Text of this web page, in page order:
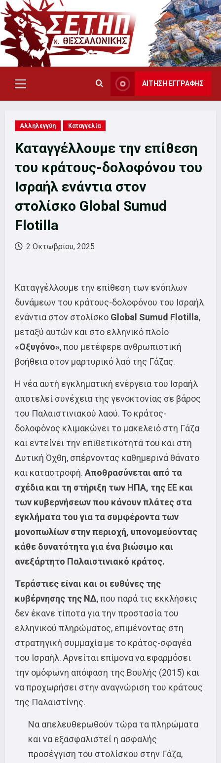
Skip
to
content
Primary
Menu
ΑΙΤΗΣΗ ΕΓΓΡΑΦΗΣ
Αλληλεγγύη Καταγγελία
Καταγγέλλουμε την επίθεση
του κράτους-δολοφόνου του
Ισραήλ ενάντια στον
στολίσκο Global Sumud
Flotilla
2 Οκτωβρίου, 2025
Καταγγέλλουμε την επίθεση των ενόπλων
δυνάμεων του κράτους-δολοφόνου του Ισραήλ
ενάντια στον στολίσκο Global Sumud Flotilla,
μεταξύ αυτών και στο ελληνικό πλοίο
«Οξυγόνο», που μετέφερε ανθρωπιστική
βοήθεια στον μαρτυρικό λαό της Γάζας.
Η νέα αυτή εγκληματική ενέργεια του Ισραήλ
αποτελεί συνέχεια της γενοκτονίας σε βάρος
του Παλαιστινιακού λαού. Το κράτος-
δολοφόνος κλιμακώνει το μακελειό στη Γάζα
και εντείνει την επιθετικότητά του και στη
Δυτική Όχθη, σπέρνοντας καθημερινά θάνατο
και καταστροφή. Αποθρασύνεται από τα
σχέδια και τη στήριξη των ΗΠΑ, της ΕΕ και
των κυβερνήσεων που κάνουν πλάτες στα
εγκλήματα του για τα συμφέροντα των
μονοπωλίων στην περιοχή, υπονομεύοντας
κάθε δυνατότητα για ένα βιώσιμο και
ανεξάρτητο Παλαιστινιακό κράτος.
Τεράστιες είναι και οι ευθύνες της
κυβέρνησης της ΝΔ, που παρά τις εκκλήσεις
δεν έκανε τίποτα για την προστασία του
ελληνικού πληρώματος, επιμένοντας στη
στρατηγική συμμαχία με το κράτος-σφαγέα
του Ισραήλ. Αρνείται επίμονα να εφαρμόσει
την ομόφωνη απόφαση της Βουλής (2015) και
να προχωρήσει στην αναγνώριση του κράτους
της Παλαιστίνης.
Να απελευθερωθούν τώρα τα πληρώματα
και να εξασφαλιστεί η ασφαλής
προσέγγιση του στολίσκου στην Γάζα,